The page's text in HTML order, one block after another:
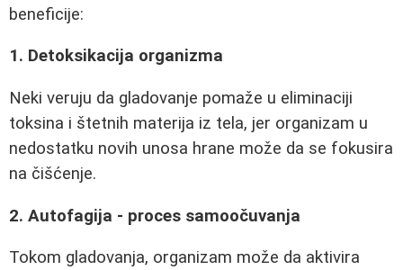
beneficije:
1. Detoksikacija organizma
Neki veruju da gladovanje pomaže u eliminaciji
toksina i štetnih materija iz tela, jer organizam u
nedostatku novih unosa hrane može da se fokusira
na čišćenje.
2. Autofagija - proces samoočuvanja
Tokom gladovanja, organizam može da aktivira